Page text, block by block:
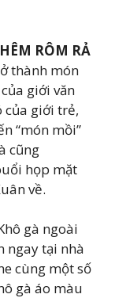
RÔM RẢ
thành món
giới văn
của giới trẻ,
“món mồi”
cũng
họp mặt
về.
gà ngoài
ngay tại nhà
cùng một số
gà áo màu